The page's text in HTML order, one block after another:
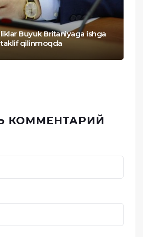
Buyuk Britaniyaga ishga
taklif qilinmoqda
КОММЕНТАРИЙ